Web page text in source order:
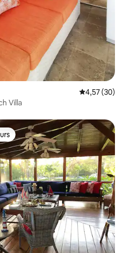
Évaluation
4,57 (30)
Villa
les plus appréciés